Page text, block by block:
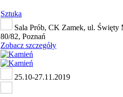
Sztuka
Sala Prób, CK Zamek, ul. Święty
80/82, Poznań
Zobacz szczegóły
25.10-27.11.2019